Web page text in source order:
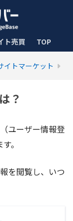
ト売買 TOP
イトマーケット
？
ユーザー情報登
。
を閲覧し、いつ